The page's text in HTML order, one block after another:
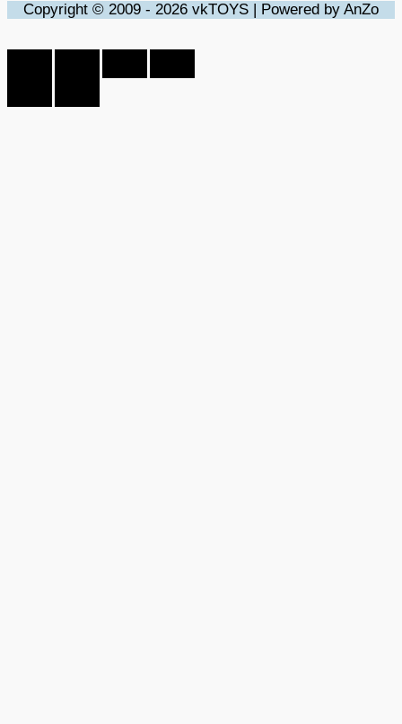
Copyright © 2009 - 2026 vkTOYS | Powered by AnZo